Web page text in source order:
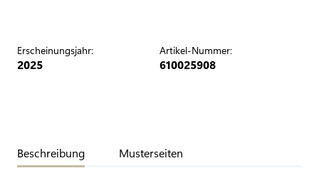
Erscheinungsjahr:
2025
Artikel-Nummer:
610025908
Beschreibung Musterseiten